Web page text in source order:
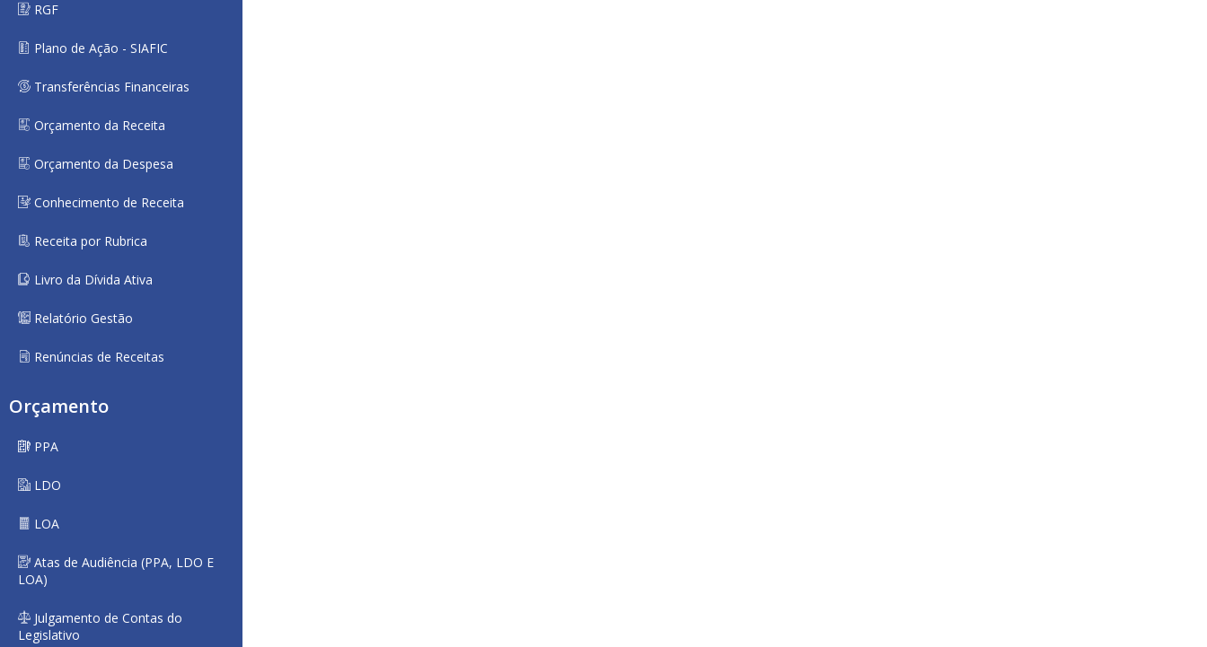
RGF
Plano de Ação - SIAFIC
Transferências Financeiras
Orçamento da Receita
Orçamento da Despesa
Conhecimento de Receita
Receita por Rubrica
Livro da Dívida Ativa
Relatório Gestão
Renúncias de Receitas
Orçamento
PPA
LDO
LOA
Atas de Audiência (PPA, LDO E
LOA)
Julgamento de Contas do
Legislativo